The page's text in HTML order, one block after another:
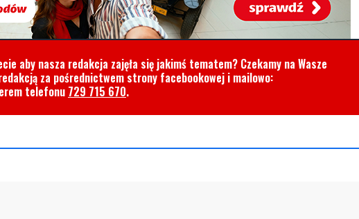
aby nasza redakcja zajęła się jakimś tematem? Czekamy na Wasze
za pośrednictwem strony facebookowej i mailowo:
telefonu 729 715 670.